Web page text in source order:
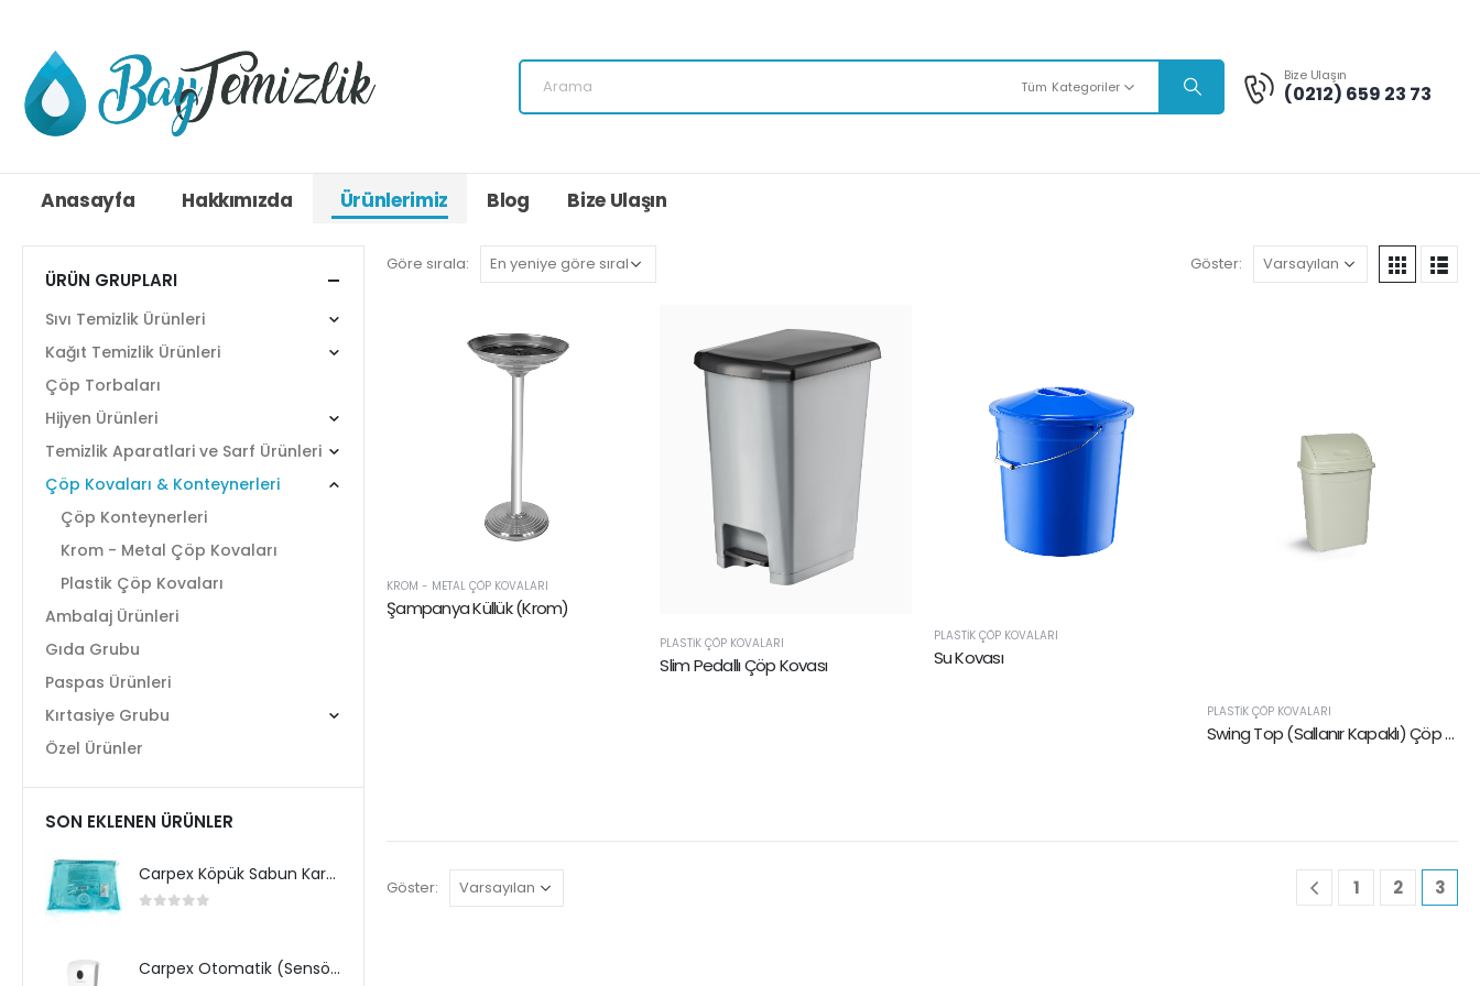
Tüm Kategoriler
Bize Ulaşın
(0212) 659 23 73
Anasayfa Hakkımızda Ürünlerimiz Blog Bize Ulaşın
Göre sırala: Göster:
KROM - METAL ÇÖP KOVALARI
Şampanya Küllük (Krom)
PLASTIK ÇÖP KOVALARI
Slim Pedallı Çöp Kovası
PLASTIK ÇÖP KOVALARI
Su Kovası
PLASTIK ÇÖP KOVALARI
Swing Top (Sallanır Kapaklı) Çöp Kovası
Göster: 1 2 3
ÜRÜN GRUPLARI
Sıvı Temizlik Ürünleri
Kağıt Temizlik Ürünleri
Çöp Torbaları
Hijyen Ürünleri
Temizlik Aparatlari ve Sarf Ürünleri
Çöp Kovaları & Konteynerleri
Çöp Konteynerleri
Krom - Metal Çöp Kovaları
Plastik Çöp Kovaları
Ambalaj Ürünleri
Gıda Grubu
Paspas Ürünleri
Kırtasiye Grubu
Özel Ürünler
SON EKLENEN ÜRÜNLER
Carpex Köpük Sabun Kartuş
Carpex Otomatik (Sensörlü) Köpük Sabun Dispenseri